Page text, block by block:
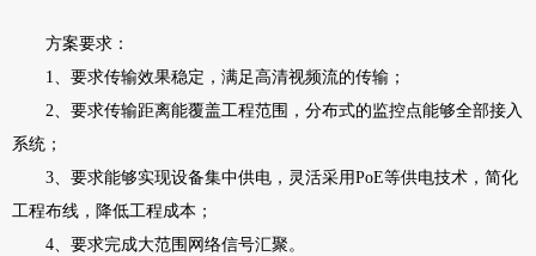
方案要求：
1、要求传输效果稳定，满足高清视频流的传输；
2、要求传输距离能覆盖工程范围，分布式的监控点能够全部接入
系统；
3、要求能够实现设备集中供电，灵活采用PoE等供电技术，简化
工程布线，降低工程成本；
4、要求完成大范围网络信号汇聚。